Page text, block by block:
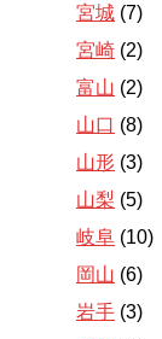
宮城 (7)
宮崎 (2)
富山 (2)
山口 (8)
山形 (3)
山梨 (5)
岐阜 (10)
岡山 (6)
岩手 (3)